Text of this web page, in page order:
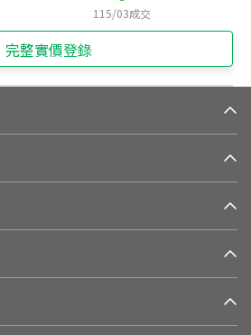
115/03成交
完整實價登錄